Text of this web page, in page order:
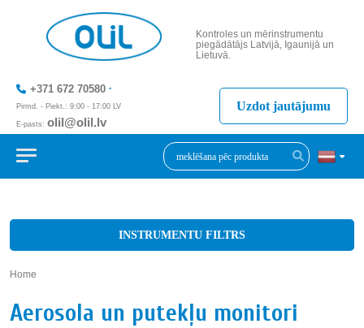
Kontroles un mērinstrumentu
piegādātājs Latvijā, Igaunijā un
Lietuvā.
+371 672 70580
Pirmd. - Piekt.: 9:00 - 17:00 LV
E-pasts: olil@olil.lv
+371 287 11411
Uzdot jautājumu
INSTRUMENTU FILTRS
Home
Aerosola un putekļu monitori